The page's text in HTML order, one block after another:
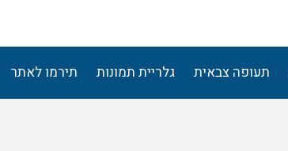
תעופה צבאית גלריית תמונות תירמו לאתר